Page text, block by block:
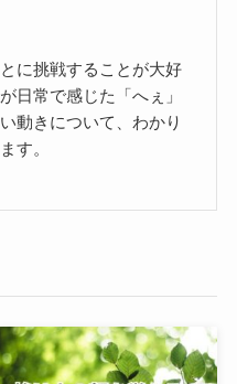
に挑戦することが大好
日常で感じた「へぇ」
動きについて、わかり
す。